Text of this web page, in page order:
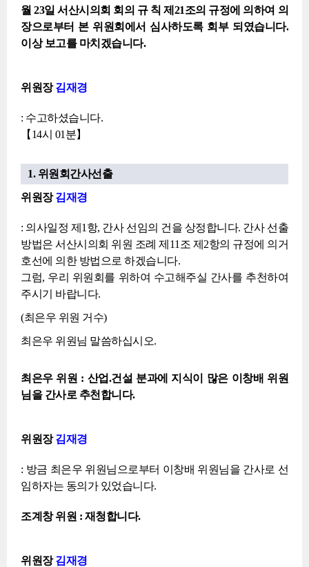
월 23일 서산시의회 회의 규 칙 제21조의 규정에 의하여 의
장으로부터 본 위원회에서 심사하도록 회부 되였습니다.
이상 보고를 마치겠습니다.
위원장김재경
: 수고하셨습니다.
【14시 01분】
1. 위원회간사선출
위원장김재경
: 의사일정 제1항, 간사 선임의 건을 상정합니다. 간사 선출
방법은 서산시의회 위원 조례 제11조 제2항의 규정에 의거
호선에 의한 방법으로 하겠습니다.
그럼, 우리 위원회를 위하여 수고해주실 간사를 추천하여
주시기 바랍니다.
(최은우 위원 거수)
최은우 위원님 말씀하십시오.
최은우 위원 : 산업.건설 분과에 지식이 많은 이창배 위원
님을 간사로 추천합니다.
위원장김재경
: 방금 최은우 위원님으로부터 이창배 위원님을 간사로 선
임하자는 동의가 있었습니다.
조계창 위원 : 재청합니다.
위원장김재경